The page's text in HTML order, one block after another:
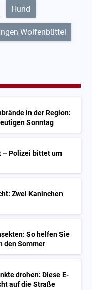
Hund
Wolfenbüttel
in der Region:
Sonntag
– Polizei bittet um
Zwei Kaninchen
So helfen Sie
den Sommer
drohen: Diese E-
auf die Straße